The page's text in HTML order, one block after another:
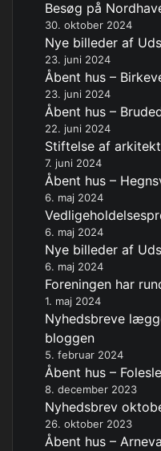
Besøg på
30. oktober 2024
Nye billeder af
23. juni 2024
Åbent hus –
23. juni 2024
Åbent hus –
22. juni 2024
Stiftelse af
7. juni 2024
Åbent hus –
6. maj 2024
6. maj 2024
Nye billeder af
6. maj 2024
Foreningen har
1. maj 2024
Nyhedsbreve
bloggen
5. februar 2024
Åbent hus –
8. december 2023
Nyhedsbrev
26. oktober 2023
Åbent hus –